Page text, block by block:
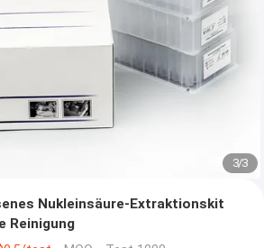
3/3
Nukleinsäure-Extraktionskit
Reinigung